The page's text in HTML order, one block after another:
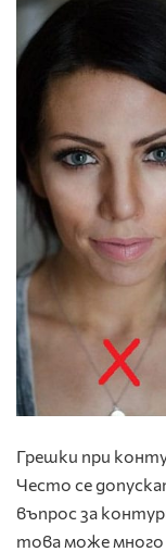
Грешки при
Често се
въпрос за
това може много